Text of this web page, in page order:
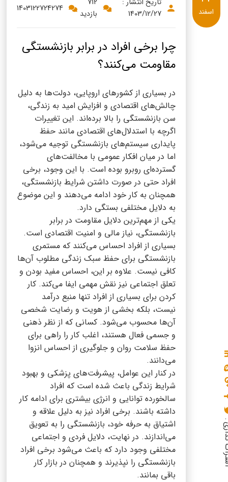
سینما دوماس
دانستنی های سلامت
English
Russian
Arabic
Turkish
1403/12/27
بازدید
1403122724274 اسفند
چرا برخی افراد در برابر بازنشستگی
مقاومت می‌کنند؟
در بسیاری از کشورهای اروپایی، دولت‌ها به دلیل
چالش‌های اقتصادی و افزایش امید به زندگی،
سن بازنشستگی را بالا برده‌اند. این تغییرات
اگرچه با استدلال‌های اقتصادی مانند حفظ
پایداری سیستم‌های بازنشستگی توجیه می‌شود،
اما در میان افکار عمومی با مخالفت‌های
گسترده‌ای روبرو بوده است. با این وجود، برخی
افراد حتی در صورت داشتن شرایط بازنشستگی،
همچنان به کار خود ادامه می‌دهند و این موضوع
به دلایل مختلفی بستگی دارد.
یکی از مهم‌ترین دلایل مقاومت در برابر
بازنشستگی، نیاز مالی و امنیت اقتصادی است.
بسیاری از افراد احساس می‌کنند که مستمری
بازنشستگی برای حفظ سبک زندگی مطلوب آن‌ها
کافی نیست. علاوه بر این، احساس مفید بودن و
تعلق اجتماعی نیز نقش مهمی ایفا می‌کند. کار
کردن برای بسیاری از افراد تنها منبع درآمد
نیست، بلکه بخشی از هویت و رضایت شخصی
آن‌ها محسوب می‌شود. کسانی که از نظر ذهنی
و جسمی فعال هستند، اغلب کار را راهی برای
حفظ سلامت روان و جلوگیری از احساس انزوا
می‌دانند.
در کنار این عوامل، پیشرفت‌های پزشکی و بهبود
شرایط زندگی باعث شده است که افراد
سالخورده توانایی و انرژی بیشتری برای ادامه کار
داشته باشند. برخی افراد نیز به دلیل علاقه و
اشتیاق به حرفه خود، بازنشستگی را به تعویق
می‌اندازند. در نهایت، دلایل فردی و اجتماعی
مختلفی وجود دارد که باعث می‌شود برخی افراد
بازنشستگی را نپذیرند و همچنان در بازار کار
باقی بمانند.
: